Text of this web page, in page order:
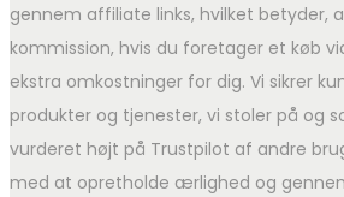
gennem affiliate links, hvilket betyder,
kommission, hvis du foretager et køb
ekstra omkostninger for dig. Vi sikrer
produkter og tjenester, vi stoler på og
vurderet højt på Trustpilot af andre
med at opretholde ærlighed og